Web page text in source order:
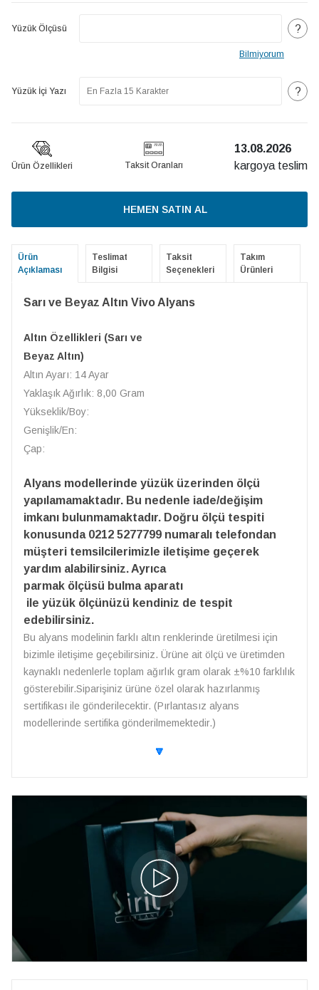
Yüzük Ölçüsü ?
Bilmiyorum
Yüzük İçi Yazı ?
Ürün Özellikleri Taksit Oranları
13.08.2026
kargoya teslim
HEMEN SATIN AL
Ürün
Açıklaması
Teslimat
Bilgisi
Taksit
Seçenekleri
Takım
Ürünleri
Sarı ve Beyaz Altın Vivo Alyans
Altın Özellikleri (Sarı ve
Beyaz Altın)
Altın Ayarı: 14 Ayar
Yaklaşık Ağırlık: 8,00 Gram
Yükseklik/Boy:
Genişlik/En:
Çap:
Alyans modellerinde yüzük üzerinden ölçü
yapılamamaktadır. Bu nedenle iade/değişim
imkanı bulunmamaktadır. Doğru ölçü tespiti
konusunda 0212 5277799 numaralı telefondan
müşteri temsilcilerimizle iletişime geçerek
yardım alabilirsiniz. Ayrıca
parmak ölçüsü bulma aparatı
ile yüzük ölçünüzü kendiniz de tespit
edebilirsiniz.
Bu alyans modelinin farklı altın renklerinde üretilmesi için
bizimle iletişime geçebilirsiniz. Ürüne ait ölçü ve üretimden
kaynaklı nedenlerle toplam ağırlık gram olarak ±%10 farklılık
gösterebilir.Siparişiniz ürüne özel olarak hazırlanmış
sertifikası ile gönderilecektir. (Pırlantasız alyans
modellerinde sertifika gönderilmemektedir.)
🔽